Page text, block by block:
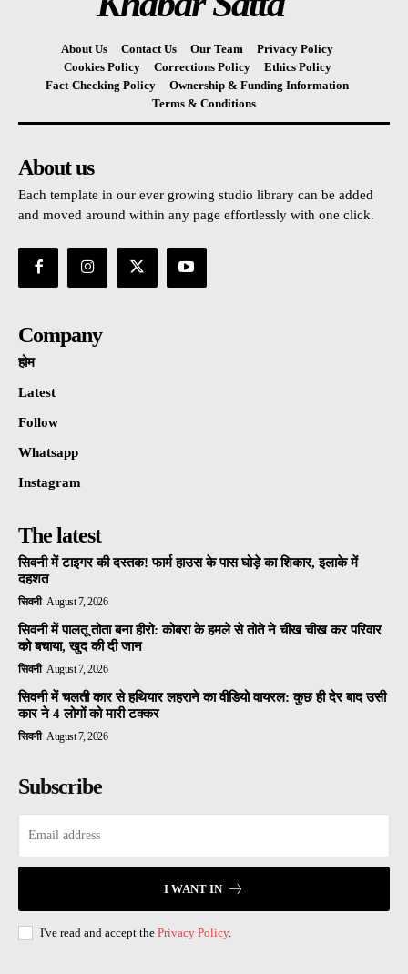
About Us Contact Us Our Team
Privacy Policy
Cookies Policy
Corrections Policy
Ethics Policy
Fact-Checking Policy
Ownership & Funding Information
Terms & Conditions
About us
Each template in our ever growing studio library can be added
and moved around within any page effortlessly with one click.
Company
होम
Latest
Follow
Whatsapp
Instagram
The latest
सिवनी में टाइगर की दस्तक! फार्म हाउस के पास घोड़े का शिकार, इलाके में
दहशत
सिवनी August 7, 2026
सिवनी में पालतू तोता बना हीरो: कोबरा के हमले से तोते ने चीख चीख कर परिवार
को बचाया, खुद की दी जान
सिवनी August 7, 2026
सिवनी में चलती कार से हथियार लहराने का वीडियो वायरल: कुछ ही देर बाद उसी
कार ने 4 लोगों को मारी टक्कर
सिवनी August 7, 2026
Subscribe
I WANT IN
I've read and accept the Privacy Policy.